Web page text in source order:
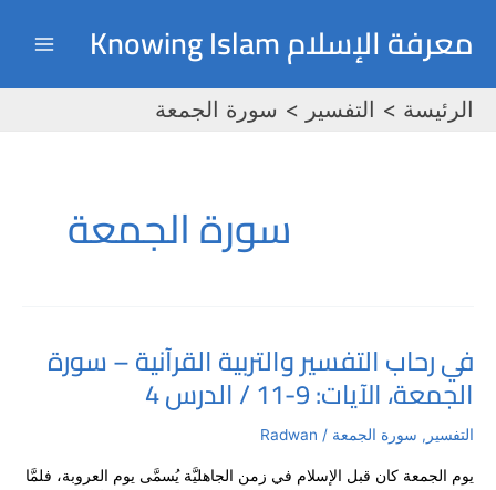
المحتوىمعرفة الإسلام Knowing Islam
الرئيسة التفسير سورة الجمعة
سورة الجمعة
في رحاب التفسير والتربية القرآنية – سورة
الجمعة، الآيات: 9-11 / الدرس 4
التفسير , سورة الجمعة /
Radwan
يوم الجمعة كان قبل الإسلام في زمن الجاهليَّة يُسمَّى يوم العروبة، فلمَّا
في
رحاب
التفسير
والتربية
–